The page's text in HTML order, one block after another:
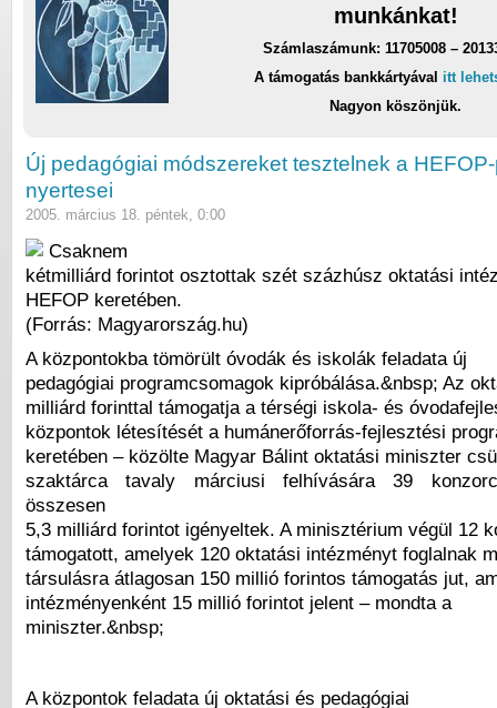
munkánkat!
Számlaszámunk: 11705008 –
A támogatás bankkártyával itt
Nagyon köszönjük.
Új pedagógiai módszereket tesztelnek a
nyertesei
2005. március 18. péntek, 0:00
Csaknem
kétmilliárd forintot osztottak szét százhúsz oktatási
HEFOP keretében.
(Forrás: Magyarország.hu)
A központokba tömörült óvodák és iskolák feladata új
pedagógiai programcsomagok kipróbálása.&nbsp; Az
milliárd forinttal támogatja a térségi iskola- és
központok létesítését a humánerőforrás-fejlesztési
keretében – közölte Magyar Bálint oktatási miniszter
szaktárca tavaly márciusi felhívására 39
összesen
5,3 milliárd forintot igényeltek. A minisztérium végül 12
támogatott, amelyek 120 oktatási intézményt foglalnak
társulásra átlagosan 150 millió forintos támogatás jut,
intézményenként 15 millió forintot jelent – mondta a
miniszter.&nbsp;
A központok feladata új oktatási és pedagógiai